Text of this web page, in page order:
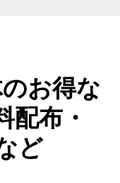
のお得な
配布・
ど